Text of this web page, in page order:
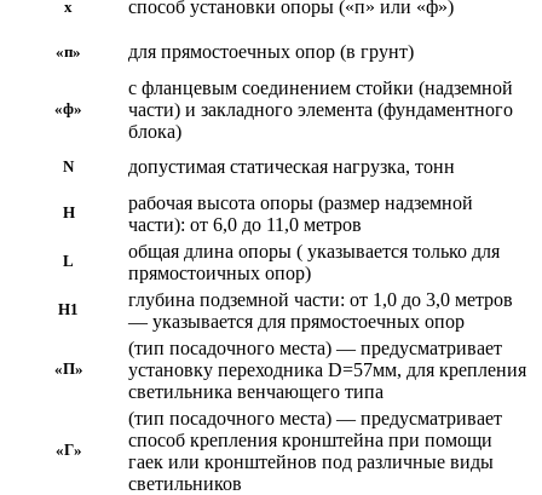
х способ установки опоры («п» или «ф»)
«п» для прямостоечных опор (в грунт)
«ф»
с фланцевым соединением стойки (надземной
части) и закладного элемента (фундаментного
блока)
N допустимая статическая нагрузка, тонн
Н
рабочая высота опоры (размер надземной
части): от 6,0 до 11,0 метров
L
общая длина опоры ( указывается только для
прямостоичных опор)
Н1
глубина подземной части: от 1,0 до 3,0 метров
— указывается для прямостоечных опор
«П»
(тип посадочного места) — предусматривает
установку переходника D=57мм, для крепления
светильника венчающего типа
«Г»
(тип посадочного места) — предусматривает
способ крепления кронштейна при помощи
гаек или кронштейнов под различные виды
светильников